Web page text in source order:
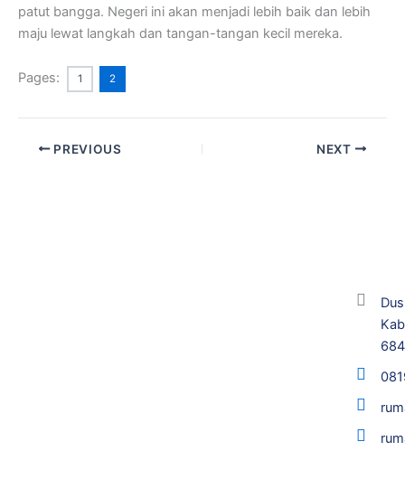
patut bangga. Negeri ini akan menjadi lebih baik dan lebih
maju lewat langkah dan tangan-tangan kecil mereka.
Pages: 1 2
PREVIOUS NEXT